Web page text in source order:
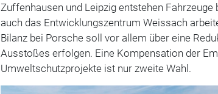
Zuffenhausen und Leipzig entstehen Fahrzeuge
auch das Entwicklungszentrum Weissach
Bilanz bei Porsche soll vor allem über eine
Ausstoßes erfolgen. Eine Kompensation der
Umweltschutzprojekte ist nur zweite Wahl.